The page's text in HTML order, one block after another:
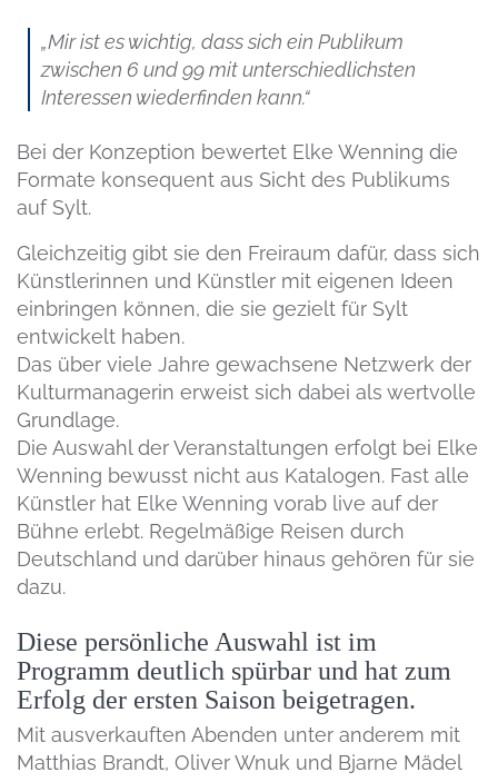
„Mir ist es wichtig, dass sich ein Publikum
zwischen 6 und 99 mit unterschiedlichsten
Interessen wiederfinden kann.“
Bei der Konzeption bewertet Elke Wenning die
Formate konsequent aus Sicht des Publikums
auf Sylt.
Gleichzeitig gibt sie den Freiraum dafür, dass sich
Künstlerinnen und Künstler mit eigenen Ideen
einbringen können, die sie gezielt für Sylt
entwickelt haben.
Das über viele Jahre gewachsene Netzwerk der
Kulturmanagerin erweist sich dabei als wertvolle
Grundlage.
Die Auswahl der Veranstaltungen erfolgt bei Elke
Wenning bewusst nicht aus Katalogen. Fast alle
Künstler hat Elke Wenning vorab live auf der
Bühne erlebt. Regelmäßige Reisen durch
Deutschland und darüber hinaus gehören für sie
dazu.
Diese persönliche Auswahl ist im
Programm deutlich spürbar und hat zum
Erfolg der ersten Saison beigetragen.
Mit ausverkauften Abenden unter anderem mit
Matthias Brandt, Oliver Wnuk und Bjarne Mädel